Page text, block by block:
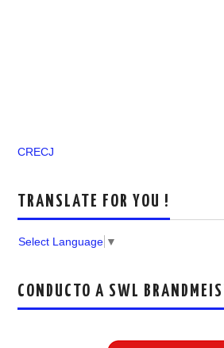
CRECJ
TRANSLATE FOR YOU !
Select Language ▼
CONDUCTO A SWL